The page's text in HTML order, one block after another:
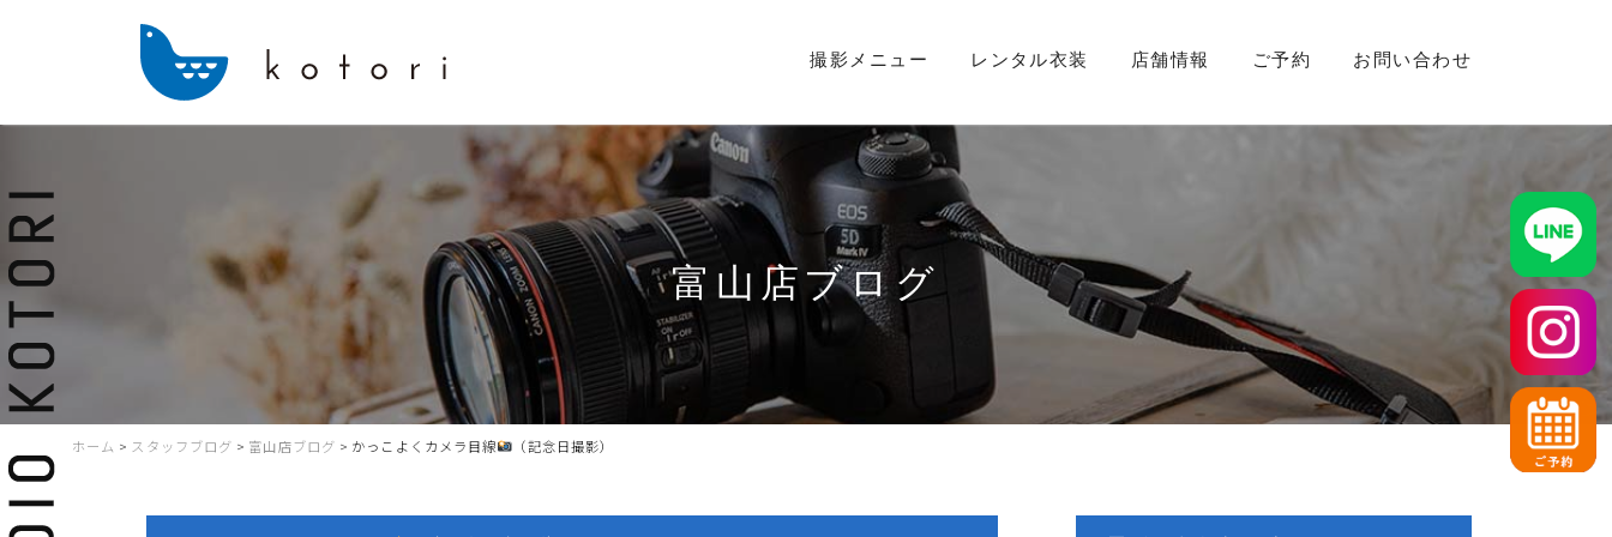
撮影メニュー レンタル衣装 店舗情報 ご予約 お問い合わせ
富山店ブログ
ホーム > スタッフブログ > 富山店ブログ > かっこよくカメラ目線 （記念日撮影）